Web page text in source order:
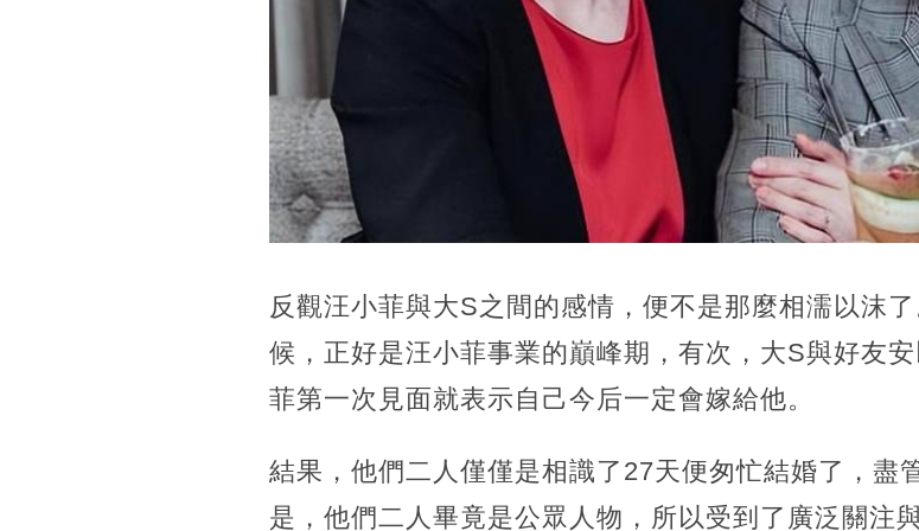
反觀汪小菲與大S之間的感情，便不是那麼相濡以沫
候，正好是汪小菲事業的巔峰期，有次，大S與好友
菲第一次見面就表示自己今后一定會嫁給他。
結果，他們二人僅僅是相識了27天便匆忙結婚了，盡
是，他們二人畢竟是公眾人物，所以受到了廣泛關注與